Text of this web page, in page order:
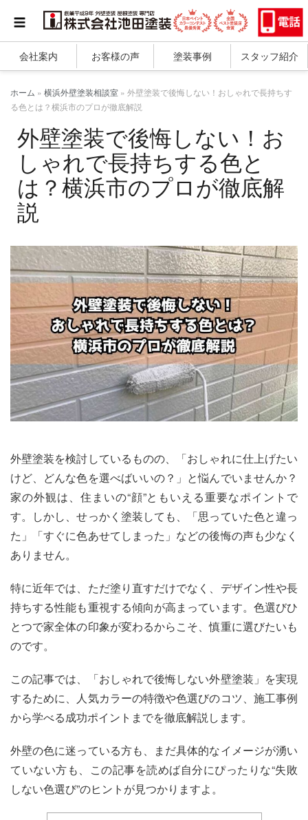
会社案内 お客様の声 塗装事例 スタッフ紹介
ホーム » 横浜外壁塗装相談室 » 外壁塗装で後悔しない！おしゃれで長持ちす
る色とは？横浜市のプロが徹底解説
外壁塗装で後悔しない！お
しゃれで長持ちする色と
は？横浜市のプロが徹底解
説
外壁塗装を検討しているものの、「おしゃれに仕上げたい
けど、どんな色を選べばいいの？」と悩んでいませんか？
家の外観は、住まいの“顔”ともいえる重要なポイントで
す。しかし、せっかく塗装しても、「思っていた色と違っ
た」「すぐに色あせてしまった」などの後悔の声も少なく
ありません。
特に近年では、ただ塗り直すだけでなく、デザイン性や長
持ちする性能も重視する傾向が高まっています。色選びひ
とつで家全体の印象が変わるからこそ、慎重に選びたいも
のです。
この記事では、「おしゃれで後悔しない外壁塗装」を実現
するために、人気カラーの特徴や色選びのコツ、施工事例
から学べる成功ポイントまでを徹底解説します。
外壁の色に迷っている方も、まだ具体的なイメージが湧い
ていない方も、この記事を読めば自分にぴったりな“失敗
しない色選び”のヒントが見つかりますよ。